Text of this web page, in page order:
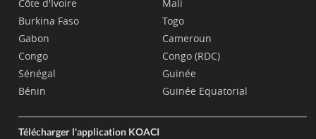
Côte d'Ivoire
Burkina Faso
Gabon
Congo
Sénégal
Bénin
Mali
Togo
Cameroun
Congo (RDC)
Guinée
Guinée Equatorial
Télécharger l'application KOACI